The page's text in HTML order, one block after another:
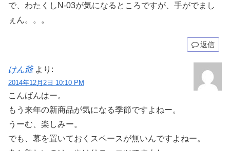
で、わたくしN-03が気になるところですが、手がでまし
ぇん。。。
返信
けん爺 より:
2014年12月2日 10:10 PM
こんばんはー。
もう来年の新商品が気になる季節ですよねー。
うーむ、楽しみー。
でも、幕を置いておくスペースが無いんですよねー。